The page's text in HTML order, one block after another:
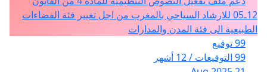
12ـ05 للارشاد السياحي بالمغرب من اجل تغيير فئة الفضاءات
الطبيعية الى فئة المدن والمدارات
99 توقيع
99 التوقيعات / 12 أشهر